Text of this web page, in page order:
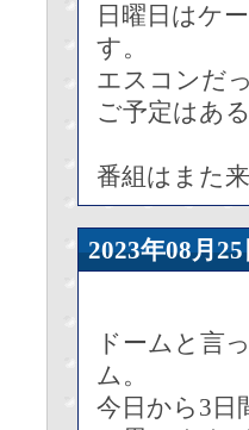
日曜日はケ
す。
エスコンだ
ご予定はあ
番組はまた
2023年08
ドームと言
ム。
今日から3日